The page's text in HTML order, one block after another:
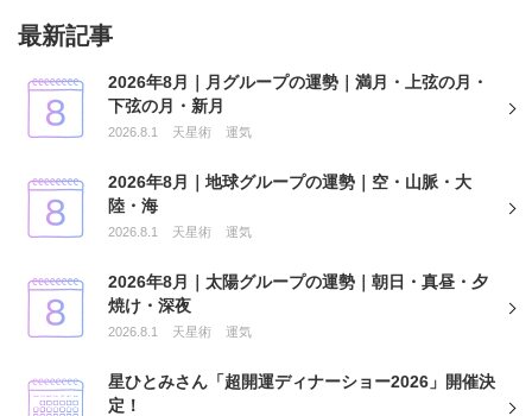
最新記事
2026年8月｜月グループの運勢｜満月・上弦の月・
下弦の月・新月
2026.8.1 天星術 運気
2026年8月｜地球グループの運勢｜空・山脈・大
陸・海
2026.8.1 天星術 運気
2026年8月｜太陽グループの運勢｜朝日・真昼・夕
焼け・深夜
2026.8.1 天星術 運気
星ひとみさん「超開運ディナーショー2026」開催決
定！